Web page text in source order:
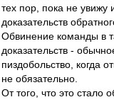
тех пор, пока не увижу
доказательств
Обвинение команды в
доказательств -
пиздобольство, когда
не обязательно.
От того, что это стало